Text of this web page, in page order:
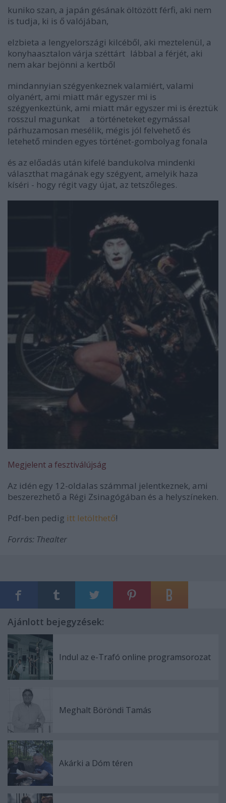
kuniko szan, a japán gésának öltözött férfi, aki nem
is tudja, ki is ő valójában,
elzbieta a lengyelországi kilcéből, aki meztelenül, a
konyhaasztalon várja széttárt lábbal a férjét, aki
nem akar bejönni a kertből
mindannyian szégyenkeznek valamiért, valami
olyanért, ami miatt már egyszer mi is
szégyenkeztünk, ami miatt már egyszer mi is éreztük
rosszul magunkat a történeteket egymással
párhuzamosan mesélik, mégis jól felvehető és
letehető minden egyes történet-gombolyag fonala
és az előadás után kifelé bandukolva mindenki
választhat magának egy szégyent, amelyik haza
kíséri - hogy régit vagy újat, az tetszőleges.
Megjelent a fesztiválújság
Az idén egy 12-oldalas számmal jelentkeznek, ami
beszerezhető a Régi Zsinagógában és a helyszíneken.
Pdf-ben pedig itt letölthető!
Forrás: Thealter
Ajánlott bejegyzések:
Indul az e-Trafó online programsorozat
Meghalt Böröndi Tamás
Akárki a Dóm téren